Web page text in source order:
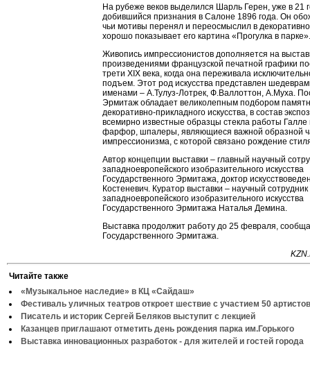
На рубеже веков выделился Шарль Герен, уже в 21
добившийся признания в Салоне 1896 года. Он
чьи мотивы перенял и переосмыслил в
хорошо показывает его картина «Прогулка в парке».
Живопись импрессионистов дополняется на
произведениями французской печатной графики
трети XIX века, когда она переживала
подъем. Этот род искусства представлен
именами – А.Тулуз-Лотрек, Ф.Валлоттон, А.Муха.
Эрмитаж обладает великолепным подбором
декоративно-прикладного искусства, в состав
всемирно известные образцы стекла работы Галле
фарфор, шпалеры, являющиеся важной образной
импрессионизма, с которой связано рождение
Автор концепции выставки – главный научный
западноевропейского изобразительного искусства
Государственного Эрмитажа, доктор
Костеневич. Куратор выставки – научный
западноевропейского изобразительного искусства
Государственного Эрмитажа Наталья Демина.
Выставка продолжит работу до 25 февраля,
Государственного Эрмитажа.
Читайте также
«Музыкальное наследие» в КЦ «Сайдаш»
Фестиваль уличных театров откроет шествие с участием 50 артистов
Писатель и историк Сергей Беляков выступит с лекцией
Казанцев приглашают отметить день рождения парка им.Горького
Выставка инновационных разработок - для жителей и гостей города